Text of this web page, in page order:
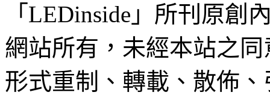
「LEDinside」所刊原創
網站所有，未經本站之
形式重制、轉載、散佈